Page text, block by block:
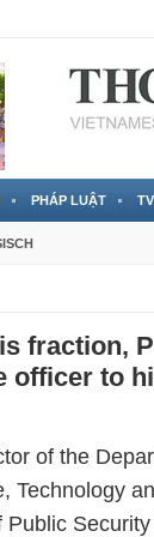
PHÁP LUẬT
fraction,
officer to
of the
Technology
Public